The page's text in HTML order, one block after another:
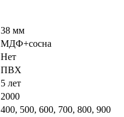
38 мм
МДФ+сосна
Нет
ПВХ
5 лет
2000
400, 500, 600, 700, 800, 900